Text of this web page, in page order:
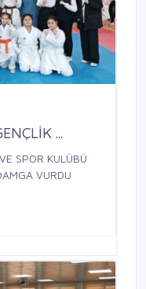
...
SPOR KULÜBÜ
VURDU